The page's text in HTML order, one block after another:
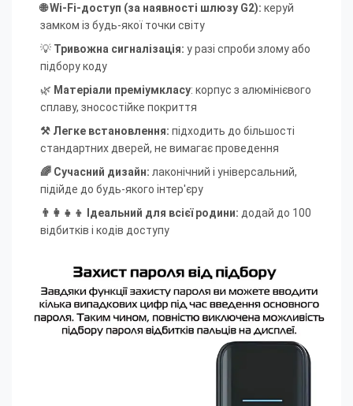
🌐 Wi-Fi-доступ (за наявності шлюзу G2): керуй
замком із будь-якої точки світу
💡 Тривожна сигналізація: у разі спроби злому або
підбору коду
🌿 Матеріали преміумкласу: корпус з алюмінієвого
сплаву, зносостійке покриття
⚒ Легке встановлення: підходить до більшості
стандартних дверей, не вимагає проведення
🌈 Сучасний дизайн: лаконічний і універсальний,
підійде до будь-якого інтер'єру
👨‍👩‍👧‍👦 Ідеальний для всієї родини: додай до 100
відбитків і кодів доступу